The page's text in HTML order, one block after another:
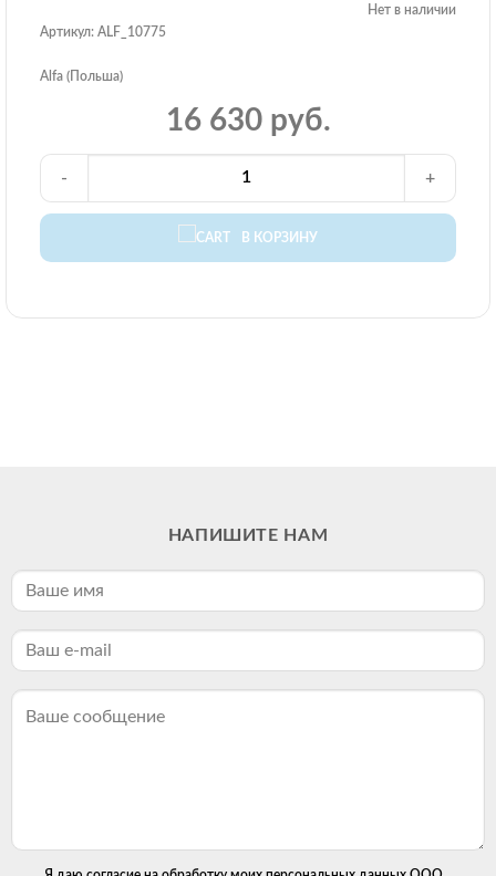
Нет в наличии
Артикул: ALF_10775
Alfa (Польша)
16 630 руб.
В КОРЗИНУ
- +
НАПИШИТЕ НАМ